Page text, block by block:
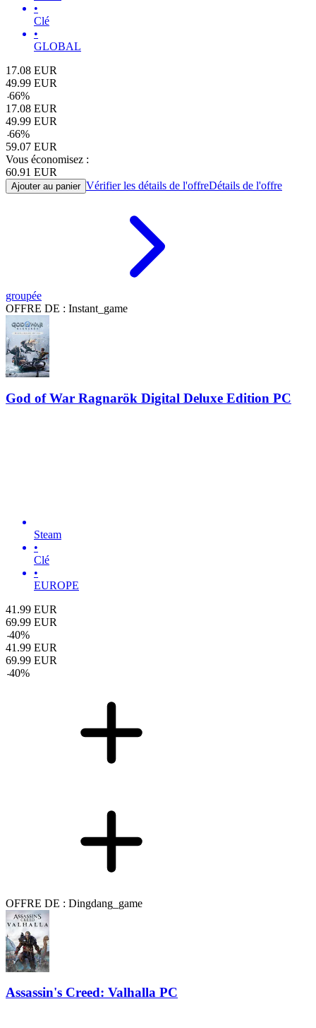
•
Clé
•
GLOBAL
17.08 EUR
49.99 EUR
-66%
17.08 EUR
49.99 EUR
-66%
59.07 EUR
Vous économisez :
60.91 EUR
Ajouter au panier Vérifier les détails de l'offreDétails de l'offre
groupée
OFFRE DE : Instant_game
God of War Ragnarök Digital Deluxe Edition PC
Steam
•
Clé
•
EUROPE
41.99 EUR
69.99 EUR
-40%
41.99 EUR
69.99 EUR
-40%
OFFRE DE : Dingdang_game
Assassin's Creed: Valhalla PC